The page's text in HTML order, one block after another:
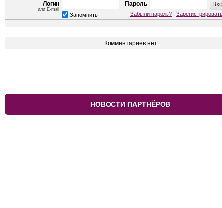
Логин
или E-mail
Пароль
Запомнить Забыли пароль? |
Комментариев нет
НОВОСТИ ПАРТНЁРОВ